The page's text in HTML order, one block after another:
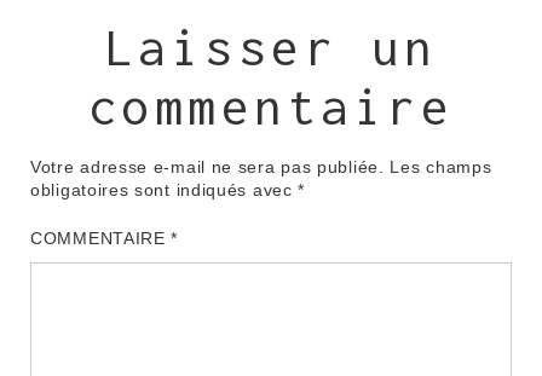
Laisser un
commentaire
Votre adresse e-mail ne sera pas publiée. Les champs
obligatoires sont indiqués avec*
COMMENTAIRE*